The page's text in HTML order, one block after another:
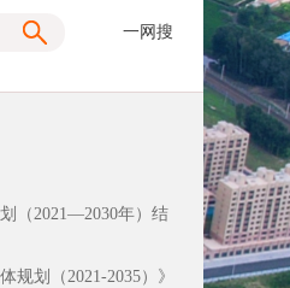
一网搜
（2021—2030年）结
规划（2021-2035）》